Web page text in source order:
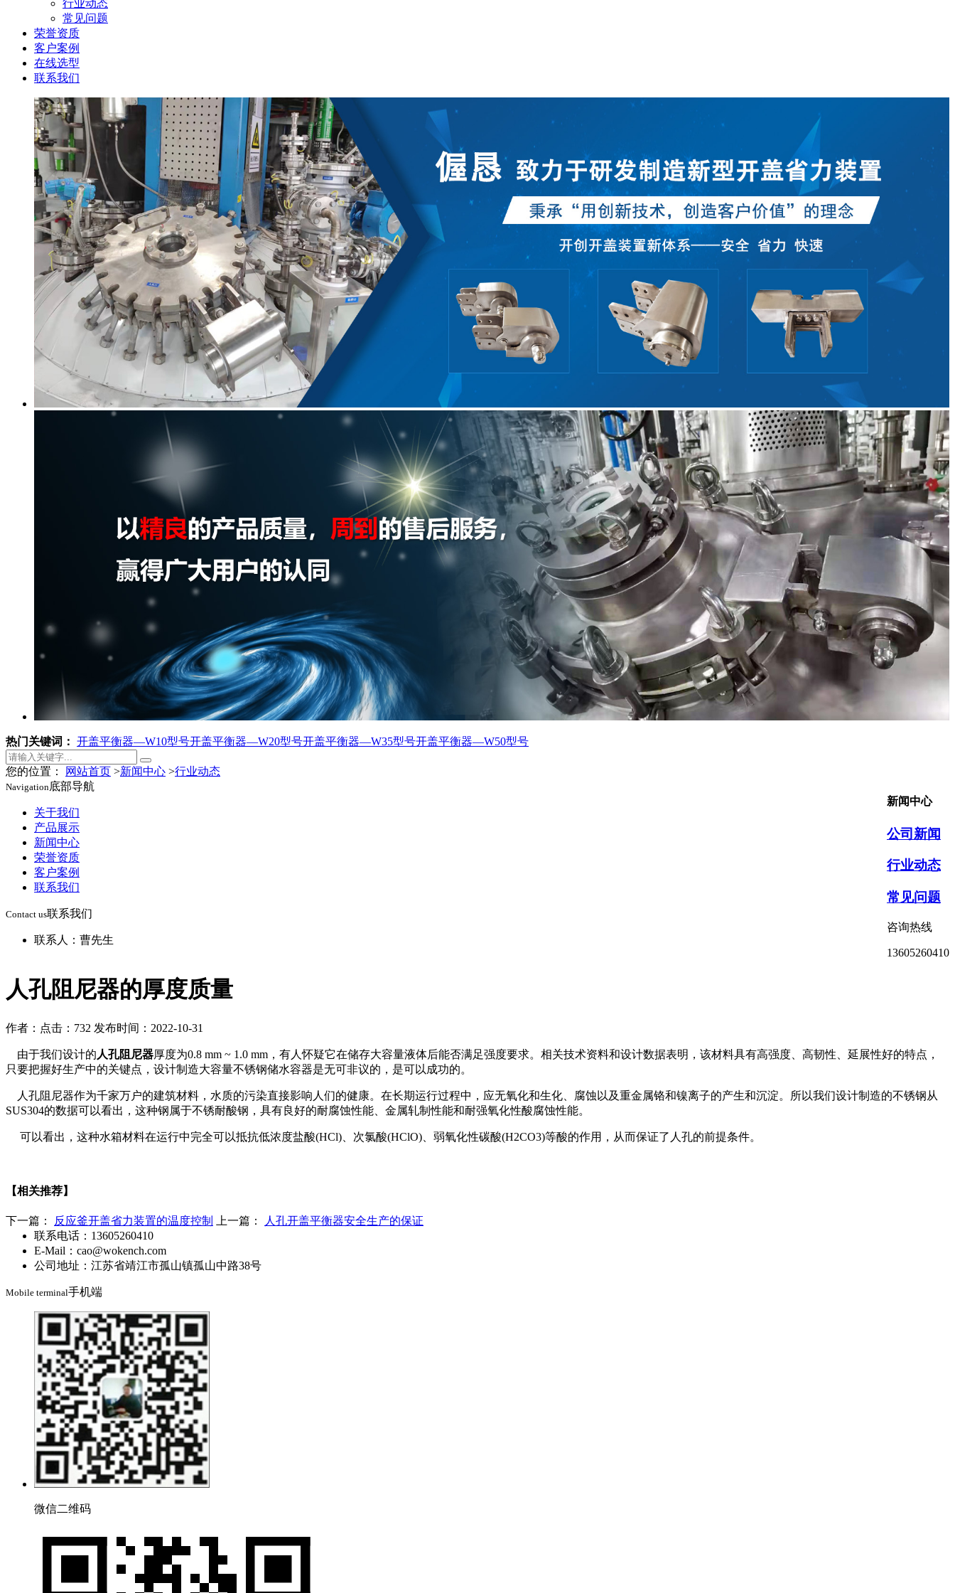
行业动态
常见问题
荣誉资质
客户案例
在线选型
联系我们
热门关键词： 开盖平衡器—W10型号开盖平衡器—W20型号开盖平衡器—W35型号开盖平衡器—W50型号
您的位置： 网站首页 >新闻中心 >行业动态
新闻中心
公司新闻
行业动态
常见问题
咨询热线
13605260410
人孔阻尼器的厚度质量
作者： 点击：732 发布时间：2022-10-31
由于我们设计的 人孔阻尼器厚度为0.8 mm ~ 1.0 mm，有人怀疑它在储存大容量液体后能否满足强度要求。相关技术资料和设计数据表明，该材料具有高强度、高韧性、延展性好的特点，
只要把握好生产中的关键点，设计制造大容量不锈钢储水容器是无可非议的，是可以成功的。
人孔阻尼器作为千家万户的建筑材料，水质的污染直接影响人们的健康。在长期运行过程中，应无氧化和生化、腐蚀以及重金属铬和镍离子的产生和沉淀。所以我们设计制造的不锈钢从
SUS304的数据可以看出，这种钢属于不锈耐酸钢，具有良好的耐腐蚀性能、金属轧制性能和耐强氧化性酸腐蚀性能。
可以看出，这种水箱材料在运行中完全可以抵抗低浓度盐酸(HCl)、次氯酸(HClO)、弱氧化性碳酸(H2CO3)等酸的作用，从而保证了人孔的前提条件。
【相关推荐】
下一篇： 反应釜开盖省力装置的温度控制 上一篇： 人孔开盖平衡器安全生产的保证
Navigation底部导航
关于我们
产品展示
新闻中心
荣誉资质
客户案例
联系我们
Contact us联系我们
联系人：曹先生
联系电话：13605260410
E-Mail：cao@wokench.com
公司地址：江苏省靖江市孤山镇孤山中路38号
Mobile terminal手机端
微信二维码